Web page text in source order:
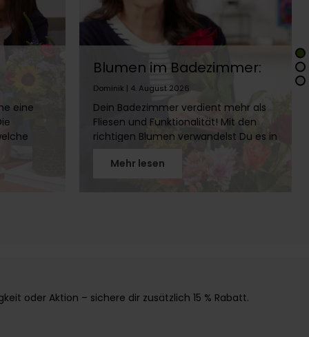
eine
Blumen im Badezimmer:
Die besten Pflanzen fürs
Bad
Dominik | 4. August 2026
Dein Badezimmer verdient mehr als
Fliesen und Funktionalität! Mit den
richtigen Blumen verwandelst Du es in
welche Pflanzen sich für Bäder ohne
Mehr lesen
oder Aktion – sichere dir zusätzlich 15 % Rabatt.